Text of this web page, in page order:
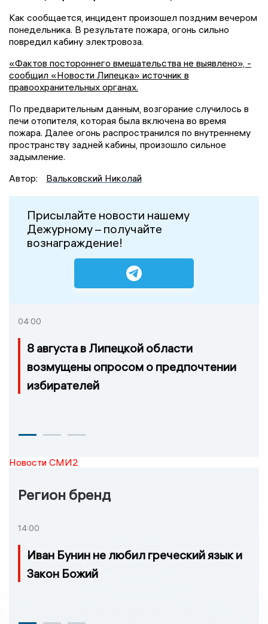
Как сообщается, инцидент произошел поздним вечером
понедельника. В результате пожара, огонь сильно
повредил кабину электровоза.
«Фактов постороннего вмешательства не выявлено», -
сообщил «Новости Липецка» источник в
правоохранительных органах.
По предварительным данным, возгорание случилось в
печи отопителя, которая была включена во время
пожара. Далее огонь распространился по внутреннему
пространству задней кабины, произошло сильное
задымление.
Автор:
Вальковский Николай
Присылайте новости нашему
Дежурному – получайте
вознаграждение!
04:00
8 августа в Липецкой области
возмущены опросом о предпочтении
избирателей
Новости СМИ2
Регион бренд
14:00
Иван Бунин не любил греческий язык и
Закон Божий